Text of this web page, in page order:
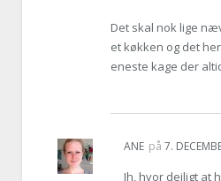
Det skal nok lige
et køkken og det
eneste kage der
ANE på 7.
Ih, hvor dejligt at